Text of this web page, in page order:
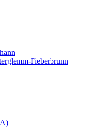
Fieberbrunn